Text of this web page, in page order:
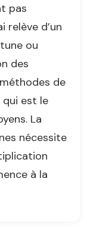
pas
relève d’un
ou
des
de
est le
La
nécessite
à la